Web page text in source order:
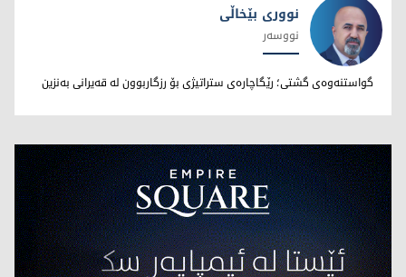
نووری بێخاڵی
نووری بێخاڵی
نووسەر
گواستنەوەی گشتی؛ رێگاچارەی ستراتیژی بۆ رزگاربوون لە قەیرانی بەنزین